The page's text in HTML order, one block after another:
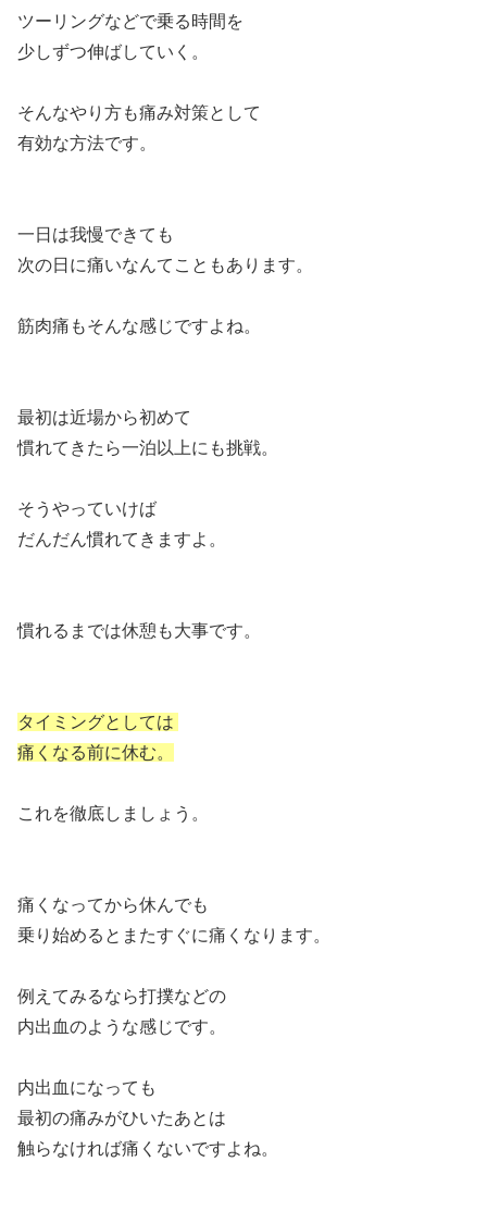
ツーリングなどで乗る時間を
少しずつ伸ばしていく。
そんなやり方も痛み対策として
有効な方法です。
一日は我慢できても
次の日に痛いなんてこともあります。
筋肉痛もそんな感じですよね。
最初は近場から初めて
慣れてきたら一泊以上にも挑戦。
そうやっていけば
だんだん慣れてきますよ。
慣れるまでは休憩も大事です。
タイミングとしては
痛くなる前に休む。
これを徹底しましょう。
痛くなってから休んでも
乗り始めるとまたすぐに痛くなります。
例えてみるなら打撲などの
内出血のような感じです。
内出血になっても
最初の痛みがひいたあとは
触らなければ痛くないですよね。